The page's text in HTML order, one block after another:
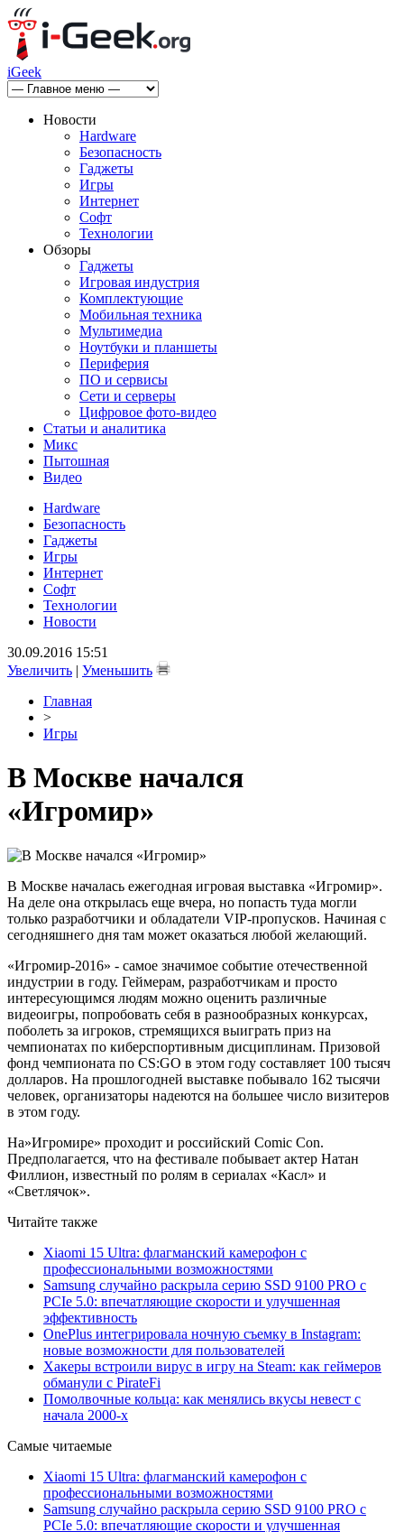
iGeek
Новости
Hardware
Безопасность
Гаджеты
Игры
Интернет
Софт
Технологии
Обзоры
Гаджеты
Игровая индустрия
Комплектующие
Мобильная техника
Мультимедиа
Ноутбуки и планшеты
Периферия
ПО и сервисы
Сети и серверы
Цифровое фото-видео
Статьи и аналитика
Микс
Пытошная
Видео
Hardware
Безопасность
Гаджеты
Игры
Интернет
Софт
Технологии
Новости
30.09.2016 15:51
Увеличить | Уменьшить
Главная
>
Игры
В Москве начался
«Игромир»
В Москве началась ежегодная игровая выставка «Игромир».
На деле она открылась еще вчера, но попасть туда могли
только разработчики и обладатели VIP-пропусков. Начиная с
сегодняшнего дня там может оказаться любой желающий.
«Игромир-2016» - самое значимое событие отечественной
индустрии в году. Геймерам, разработчикам и просто
интересующимся людям можно оценить различные
видеоигры, попробовать себя в разнообразных конкурсах,
поболеть за игроков, стремящихся выиграть приз на
чемпионатах по киберспортивным дисциплинам. Призовой
фонд чемпионата по CS:GO в этом году составляет 100 тысяч
долларов. На прошлогодней выставке побывало 162 тысячи
человек, организаторы надеются на большее число визитеров
в этом году.
На»Игромире» проходит и российский Comic Con.
Предполагается, что на фестивале побывает актер Натан
Филлион, известный по ролям в сериалах «Касл» и
«Светлячок».
Читайте также
Xiaomi 15 Ultra: флагманский камерофон с
профессиональными возможностями
Samsung случайно раскрыла серию SSD 9100 PRO с
PCIe 5.0: впечатляющие скорости и улучшенная
эффективность
OnePlus интегрировала ночную съемку в Instagram:
новые возможности для пользователей
Хакеры встроили вирус в игру на Steam: как геймеров
обманули с PirateFi
Помолвочные кольца: как менялись вкусы невест с
начала 2000-х
Самые читаемые
Xiaomi 15 Ultra: флагманский камерофон с
профессиональными возможностями
Samsung случайно раскрыла серию SSD 9100 PRO с
PCIe 5.0: впечатляющие скорости и улучшенная